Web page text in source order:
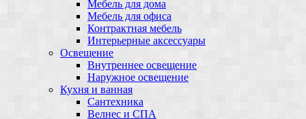
Мебель для дома
Мебель для офиса
Контрактная мебель
Интерьерные аксессуары
Освещение
Внутреннее освещение
Наружное освещение
Кухня и ванная
Сантехника
Велнес и СПА